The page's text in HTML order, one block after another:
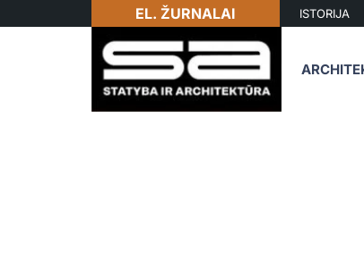
EL. ŽURNALAI ISTORIJA